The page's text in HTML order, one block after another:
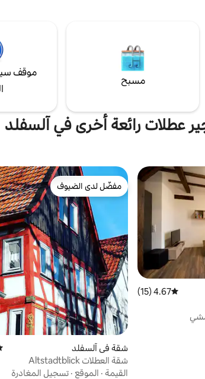
مسبح
موقف
عطلات رائعة أخرى في آلسفلد
متوسط التقييم 4.67 من 5، 15 مراجعات
4.67 (15)
مفضّل لدى الضيوف
مفضّل لدى الضيوف
شقة في آلسفلد
شقة العطلات Altstadtblick
القيمة · الموقع · تسجيل المغادرة